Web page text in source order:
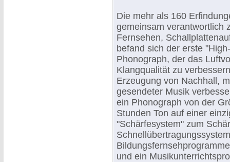
Die mehr als 160
gemeinsam verantwortlich
Fernsehen,
befand sich der erste
Phonograph, der das
Klangqualität zu
Erzeugung von Nachhall,
gesendeter Musik
ein Phonograph von der
Stunden Ton auf einer
"Schärfesystem" zum
und ein